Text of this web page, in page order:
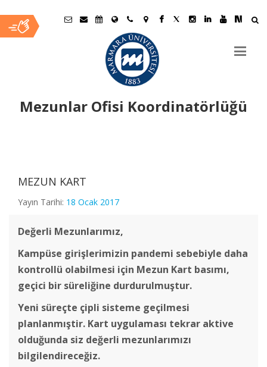
Mezunlar Ofisi Koordinatörlüğü
İçerikMEZUN KART
Yayın Tarihi: 18 Ocak 2017
Değerli Mezunlarımız,
Kampüse girişlerimizin pandemi sebebiyle daha
kontrollü olabilmesi için Mezun Kart basımı,
geçici bir süreliğine durdurulmuştur.
Yeni süreçte çipli sisteme geçilmesi
planlanmıştir. Kart uygulaması tekrar aktive
olduğunda siz değerli mezunlarımızı
bilgilendireceğiz.
Konser